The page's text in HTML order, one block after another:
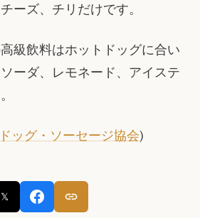
ーズ、チリだけです。
級飲料はホットドッグに合い
ーダ、レモネード、アイステ
ッグ・ソーセージ協会)
𝕏